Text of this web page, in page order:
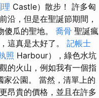
Castle）散步！ 許多匈
沿，但是在聖誕節期間，
傻瓜的聖地。 喬骨 聖誕瘋
這真是太好了。 記帳士
照 Harbour），綠色水坑
的火山，例如我有一個指
公園。 當然，清單上的
昂貴的價格，並且在許多